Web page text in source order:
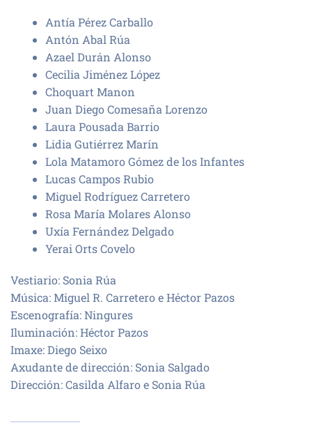
Antía Pérez Carballo
Antón Abal Rúa
Azael Durán Alonso
Cecilia Jiménez López
Choquart Manon
Juan Diego Comesaña Lorenzo
Laura Pousada Barrio
Lidia Gutiérrez Marín
Lola Matamoro Gómez de los Infantes
Lucas Campos Rubio
Miguel Rodríguez Carretero
Rosa María Molares Alonso
Uxía Fernández Delgado
Yerai Orts Covelo
Vestiario: Sonia Rúa
Música: Miguel R. Carretero e Héctor Pazos
Escenografía: Ningures
Iluminación: Héctor Pazos
Imaxe: Diego Seixo
Axudante de dirección: Sonia Salgado
Dirección: Casilda Alfaro e Sonia Rúa